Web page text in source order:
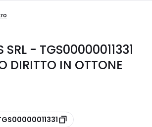
SRL - TGS00000011331
DIRITTO IN OTTONE